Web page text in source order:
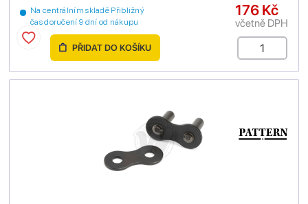
Na centrálním skladě Přibližný
čas doručení 9 dní od nákupu
176 Kč
včetně DPH
PŘIDAT DO KOŠÍKU